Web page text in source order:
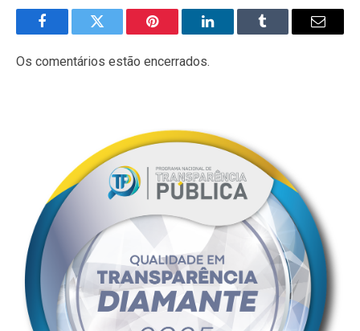
FacebookTwitter Pinterest LinkedInTumblr
E-
Os comentários estão encerrados.